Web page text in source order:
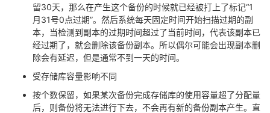
堂我
留30天，那么在产生这个备份的时候就已经被打上了标记“1
月31号0点过期”。然后系统每天固定时间开始扫描过期的副
本，当检测到副本的过期时间超过了当前时间，代表该副本已
经过期了，就会删除该备份副本。所以偶尔可能会出现副本删
除会有延迟，但是通常不到一天的时间。
受存储库容量影响不同
按个数保留，如果某次备份完成存储库的使用容量超了分配量
后，则备份将无法进行下去，不会再有新的备份副本产生。直